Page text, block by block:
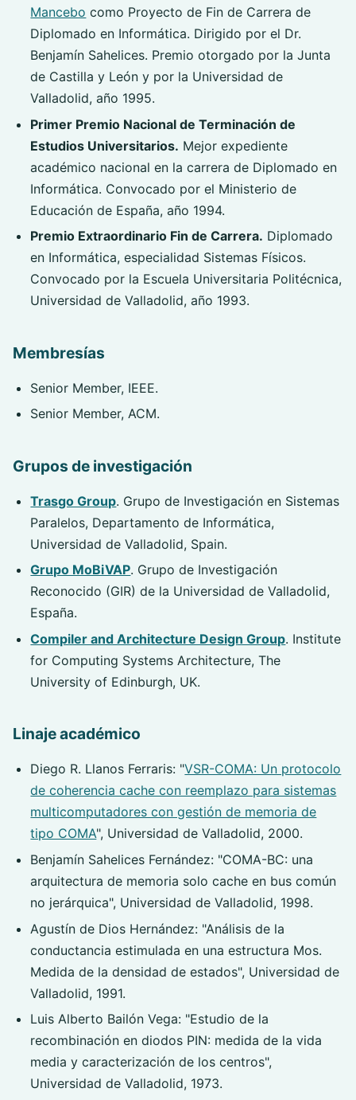
Mancebo como Proyecto de Fin de Carrera de
Diplomado en Informática. Dirigido por el Dr.
Benjamín Sahelices. Premio otorgado por la Junta
de Castilla y León y por la Universidad de
Valladolid, año 1995.
Primer Premio Nacional de Terminación de
Estudios Universitarios. Mejor expediente
académico nacional en la carrera de Diplomado en
Informática. Convocado por el Ministerio de
Educación de España, año 1994.
Premio Extraordinario Fin de Carrera. Diplomado
en Informática, especialidad Sistemas Físicos.
Convocado por la Escuela Universitaria Politécnica,
Universidad de Valladolid, año 1993.
Membresías
Senior Member, IEEE.
Senior Member, ACM.
Grupos de investigación
Trasgo Group. Grupo de Investigación en Sistemas
Paralelos, Departamento de Informática,
Universidad de Valladolid, Spain.
Grupo MoBiVAP. Grupo de Investigación
Reconocido (GIR) de la Universidad de Valladolid,
España.
Compiler and Architecture Design Group. Institute
for Computing Systems Architecture, The
University of Edinburgh, UK.
Linaje académico
Diego R. Llanos Ferraris: "VSR-COMA: Un protocolo
de coherencia cache con reemplazo para sistemas
multicomputadores con gestión de memoria de
tipo COMA", Universidad de Valladolid, 2000.
Benjamín Sahelices Fernández: "COMA-BC: una
arquitectura de memoria solo cache en bus común
no jerárquica", Universidad de Valladolid, 1998.
Agustín de Dios Hernández: "Análisis de la
conductancia estimulada en una estructura Mos.
Medida de la densidad de estados", Universidad de
Valladolid, 1991.
Luis Alberto Bailón Vega: "Estudio de la
recombinación en diodos PIN: medida de la vida
media y caracterización de los centros",
Universidad de Valladolid, 1973.